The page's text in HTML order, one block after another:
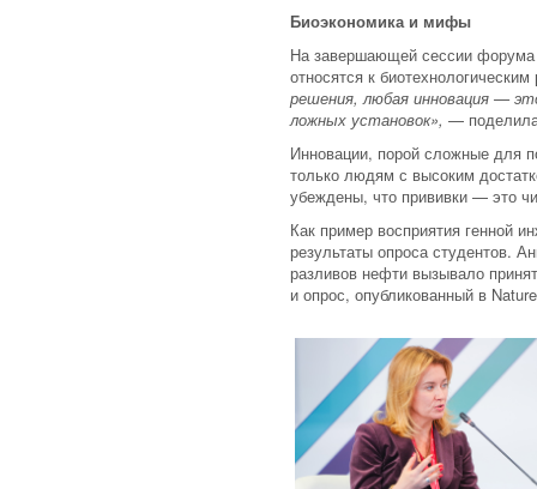
Биоэкономика и мифы
На завершающей сессии форума
относятся к
решения, любая инновация —
ложных установок»,—
Инновации, порой сложные для
только людям с высоким
убеждены, что прививки — это
Как пример восприятия генной
результаты опроса студентов.
разливов нефти вызывало
и опрос, опубликованный в